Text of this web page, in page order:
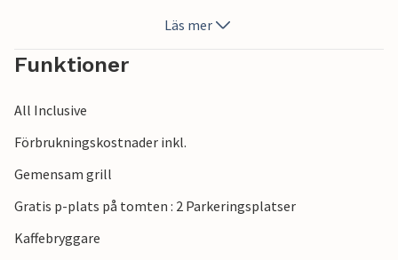
naturparken Seoveljske Soline och sportflygplatsen
Portoro, varifrån du kan ta en naturskön flygning över det
omgivande området. Det är definitivt värt att besöka
Piran.
Läs mer
Funktioner
All Inclusive
Förbrukningskostnader inkl.
Gemensam grill
Gratis p-plats på tomten : 2 Parkeringsplatser
Kaffebryggare